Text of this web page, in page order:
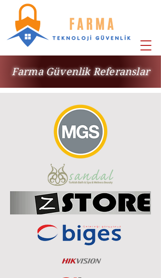
Farma Güvenlik Referanslar